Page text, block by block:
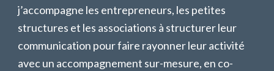
j’accompagne les entrepreneurs, les petites
structures et les associations à structurer leur
communication pour faire rayonner leur activité
avec un accompagnement sur-mesure, en co-